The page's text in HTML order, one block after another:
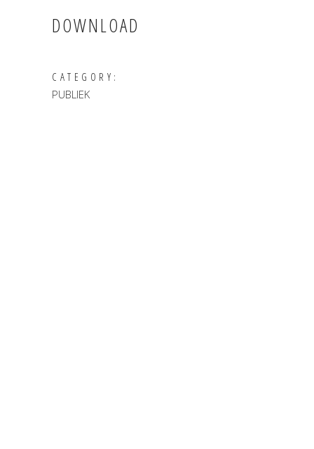
DOWNLOAD
CATEGORY:
PUBLIEK